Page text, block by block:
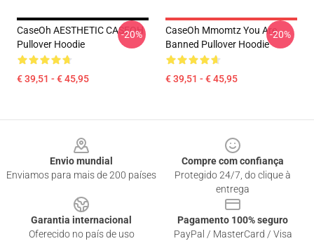
CaseOh AESTHETIC CASEOH
Pullover Hoodie
€ 39,51 - € 45,95
-20%
CaseOh Mmomtz You Are
Banned Pullover Hoodie
€ 39,51 - € 45,95
-20%
Envio mundial
Enviamos para mais de 200 países
Compre com confiança
Protegido 24/7, do clique à
entrega
Garantia internacional
Oferecido no país de uso
Pagamento 100% seguro
PayPal / MasterCard / Visa